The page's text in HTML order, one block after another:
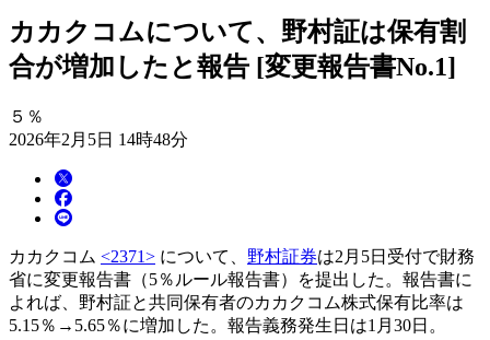
カカクコムについて、野村証は保有割
合が増加したと報告 [変更報告書No.1]
５％
2026年2月5日 14時48分
カカクコム <2371> について、 野村証券は2月5日受付で財務
省に変更報告書（5％ルール報告書）を提出した。報告書に
よれば、野村証と共同保有者のカカクコム株式保有比率は
5.15％→5.65％に増加した。報告義務発生日は1月30日。